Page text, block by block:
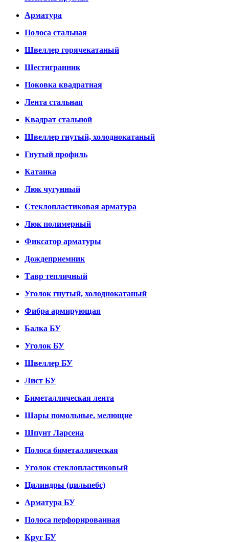
Арматура
Полоса стальная
Швеллер горячекатаный
Шестигранник
Поковка квадратная
Лента стальная
Квадрат стальной
Швеллер гнутый, холоднокатаный
Гнутый профиль
Катанка
Люк чугунный
Стеклопластиковая арматура
Люк полимерный
Фиксатор арматуры
Дождеприемник
Тавр тепличный
Уголок гнутый, холоднокатаный
Фибра армирующая
Балка БУ
Уголок БУ
Швеллер БУ
Лист БУ
Биметаллическая лента
Шары помольные, мелющие
Шпунт Ларсена
Полоса биметаллическая
Уголок стеклопластиковый
Цилиндры (цильпебс)
Арматура БУ
Полоса перфорированная
Круг БУ